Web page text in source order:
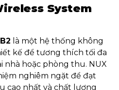
System
là một hệ thống không
kế để tương thích tối đa
nhà hoặc phòng thu. NUX
nghiêm ngặt để đạt
cao nhất và chất lượng